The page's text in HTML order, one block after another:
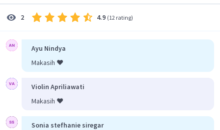
2 4.9 (12 rating)
Ayu Nindya
Makasih ❤️
Violin Apriliawati
Makasih ❤️
Sonia stefhanie siregar